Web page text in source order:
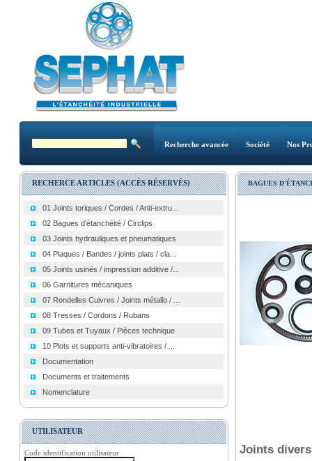
Recherche avancée Société Nos
RECHERCE ARTICLES (ACCÈS RÉSERVÉS)
01 Joints toriques / Cordes / Anti-extru...
02 Bagues d'étanchéité / Circlips
03 Joints hydrauliques et pneumatiques
04 Plaques / Bandes / joints plats / cla...
05 Joints usinés / impression additive /...
06 Garnitures mécaniques
07 Rondelles Cuivres / Joints métallo / ...
08 Tresses / Cordons / Rubans
09 Tubes et Tuyaux / Pièces technique
10 Plots et supports anti-vibratoires / ...
Documentation
Documents et traitements
Nomenclature
UTILISATEUR
Code identification utilisateur
BAGUES
Joints divers